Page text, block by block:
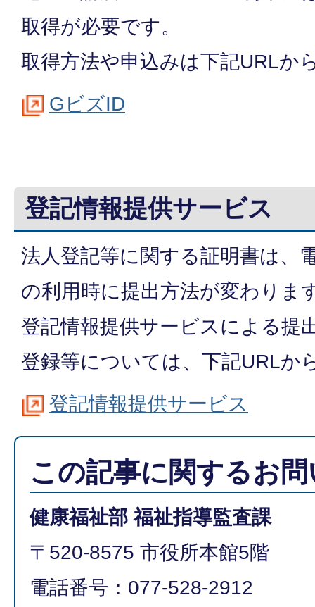
取得が必要です。
取得方法や申込みは下記URLか
GビズID
登記情報提供サービス
法人登記等に関する証明書は、
の利用時に提出方法が変わりま
登記情報提供サービスによる提
登録等については、下記URLか
登記情報提供サービス
この記事に関するお
健康福祉部 福祉指導監査課
〒520-8575 市役所本館5階
電話番号：077-528-2912